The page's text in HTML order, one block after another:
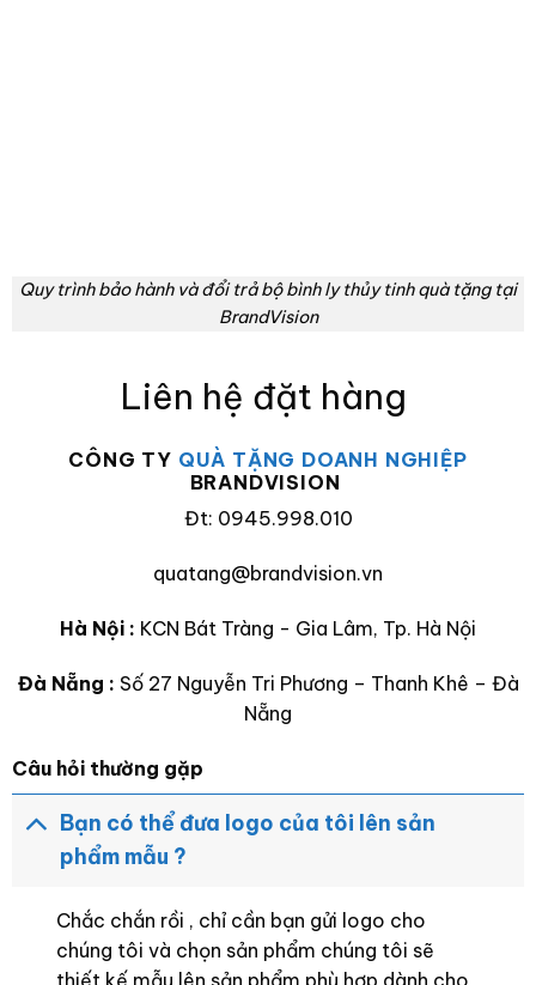
Quy trình bảo hành và đổi trả bộ bình ly thủy tinh quà tặng tại
BrandVision
Liên hệ đặt hàng
CÔNG TY QUÀ TẶNG DOANH NGHIỆP
BRANDVISION
Đt: 0945.998.010
quatang@brandvision.vn
Hà Nội : KCN Bát Tràng - Gia Lâm, Tp. Hà Nội
Đà Nẵng : Số 27 Nguyễn Tri Phương – Thanh Khê – Đà
Nẵng
Câu hỏi thường gặp
Bạn có thể đưa logo của tôi lên sản
phẩm mẫu ?
Chắc chắn rồi , chỉ cần bạn gửi logo cho
chúng tôi và chọn sản phẩm chúng tôi sẽ
thiết kế mẫu lên sản phẩm phù hợp dành cho